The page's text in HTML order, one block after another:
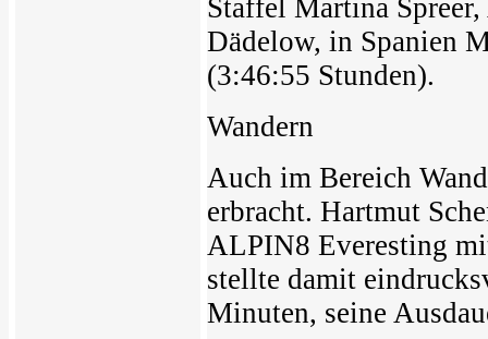
Staffel Martina
Dädelow, in Spanien
(3:46:55 Stunden).
Wandern
Auch im Bereich
erbracht. Hartmut
ALPIN8 Everesting
stellte damit
Minuten, seine